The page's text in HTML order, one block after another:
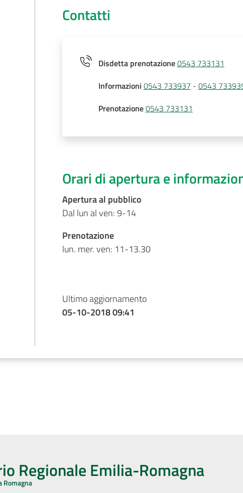
Contatti
Disdetta prenotazione0543 733131
Informazioni 0543 733937 - 0543
Prenotazione0543 733131
Orari di apertura e
Apertura al pubblico
Dal lun al ven: 9-14
Prenotazione
lun. mer. ven: 11-13.30
Ultimo aggiornamento
05-10-2018 09:41
Regionale Emilia-Romagna
Romagna